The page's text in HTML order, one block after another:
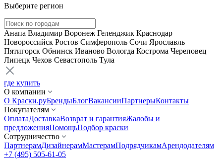
Выберите регион
Анапа Владимир Воронеж Геленджик Краснодар
Новороссийск Ростов Симферополь Сочи Ярославль
Пятигорск Обнинск Иваново Вологда Кострома Череповец
Липецк Чехов Севастополь Тула
где купить
О компании
О Краски.руБрендыБлогВакансииПартнерыКонтакты
Покупателям
ОплатаДоставкаВозврат и гарантияЖалобы и
предложенияПомощьПодбор краски
Сотрудничество
ПартнерамДизайнерамМастерамПодрядчикамАрендодателям
+7 (495) 505-61-05